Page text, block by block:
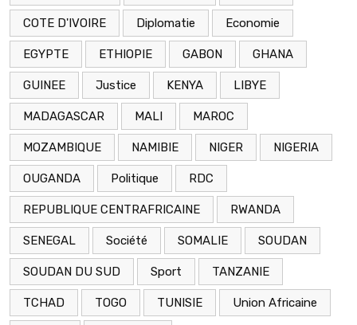
COTE D'IVOIRE Diplomatie Economie
EGYPTE ETHIOPIE GABON GHANA
GUINEE Justice KENYA LIBYE
MADAGASCAR MALI MAROC
MOZAMBIQUE NAMIBIE NIGER NIGERIA
OUGANDA Politique RDC
REPUBLIQUE CENTRAFRICAINE RWANDA
SENEGAL Société SOMALIE SOUDAN
SOUDAN DU SUD Sport TANZANIE
TCHAD TOGO TUNISIE Union Africaine